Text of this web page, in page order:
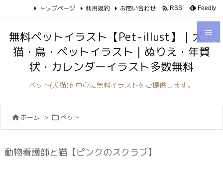



トップページ 利用規約 お問い合わせ  RSS Feedly
無料ペットイラスト【Pet-illust】｜犬・
猫・鳥・ペットイラスト｜ぬりえ・年賀
状・カレンダーイラスト多数無料
ペット(犬猫)を中心に無料イラストをご提供します。
 ホーム > ペット
動物看護師と猫【ピンクのスクラブ】